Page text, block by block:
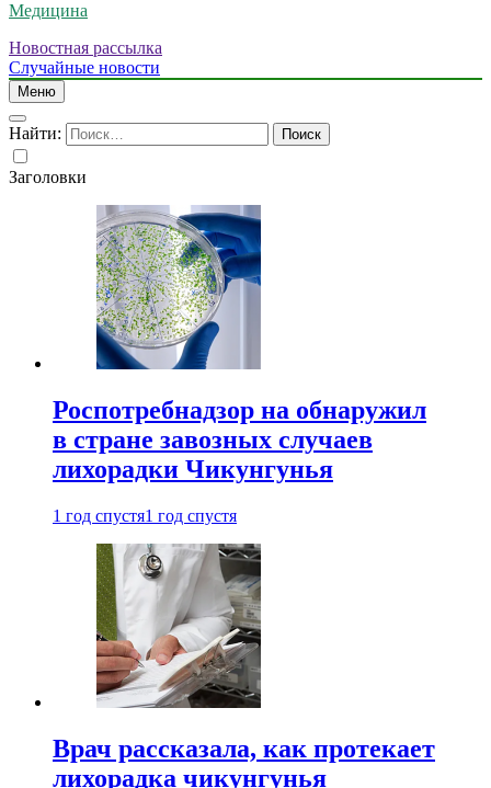
Медицина
Новостная рассылка
Случайные новости
Меню
Найти:
Заголовки
Роспотребнадзор на обнаружил
в стране завозных случаев
лихорадки Чикунгунья
1 год спустя1 год спустя
Врач рассказала, как протекает
лихорадка чикунгунья